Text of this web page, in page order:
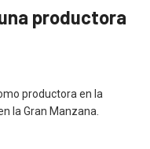
productora
productora en la
la Gran Manzana.